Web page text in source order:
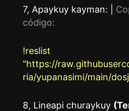
7, Apaykuy kayman: |
código:
!reslist
"https://
ria/yupanasimi/main/
8, Lineapi churaykuy